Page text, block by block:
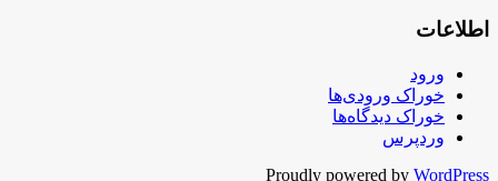
اطلاعات
ورود
خوراک ورودی‌ها
خوراک دیدگاه‌ها
وردپرس
Proudly powered by WordPress